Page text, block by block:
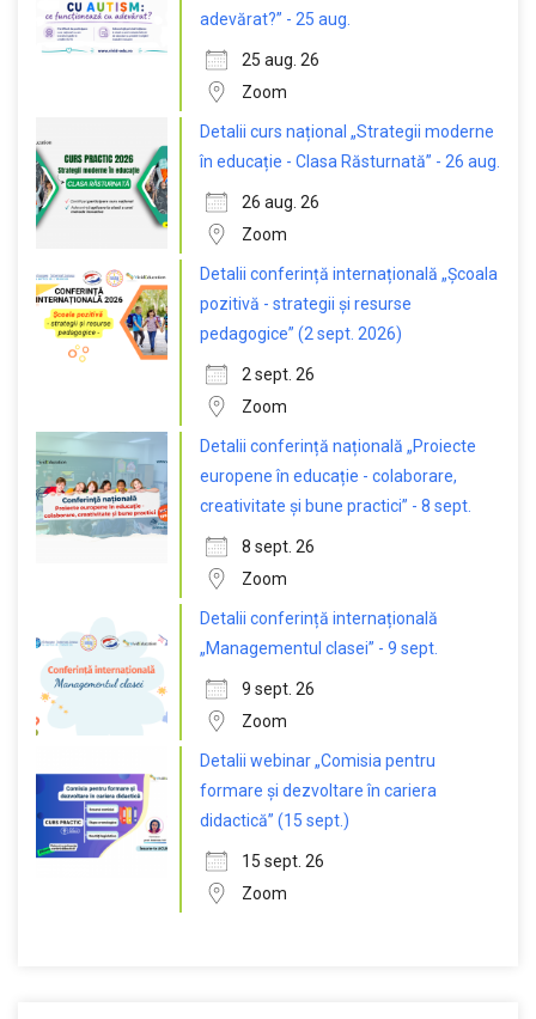
adevărat?” - 25 aug.
25 aug. 26
Zoom
Detalii curs național „Strategii moderne
în educație - Clasa Răsturnată” - 26 aug.
26 aug. 26
Zoom
Detalii conferință internațională „Școala
pozitivă - strategii și resurse
pedagogice” (2 sept. 2026)
2 sept. 26
Zoom
Detalii conferință națională „Proiecte
europene în educație - colaborare,
creativitate și bune practici” - 8 sept.
8 sept. 26
Zoom
Detalii conferință internațională
„Managementul clasei” - 9 sept.
9 sept. 26
Zoom
Detalii webinar „Comisia pentru
formare și dezvoltare în cariera
didactică” (15 sept.)
15 sept. 26
Zoom